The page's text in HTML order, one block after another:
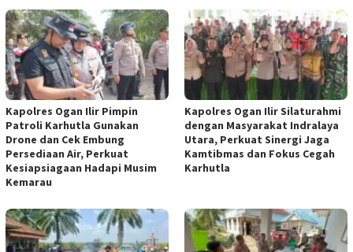
Kapolres Ogan Ilir Pimpin
Patroli Karhutla Gunakan
Drone dan Cek Embung
Persediaan Air, Perkuat
Kesiapsiagaan Hadapi Musim
Kemarau
Kapolres Ogan Ilir Silaturahmi
dengan Masyarakat Indralaya
Utara, Perkuat Sinergi Jaga
Kamtibmas dan Fokus Cegah
Karhutla